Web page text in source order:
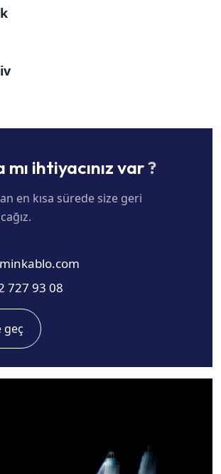
mı ihtiyacınız var?
en kısa sürede size geri
727 93 08
geç